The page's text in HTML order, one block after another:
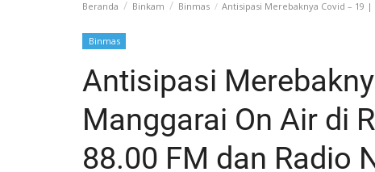
Beranda Binkam Binmas Antisipasi Merebaknya Covid – 19 |
Binmas
Antisipasi
Manggarai On Air di
88.00 FM dan Radio